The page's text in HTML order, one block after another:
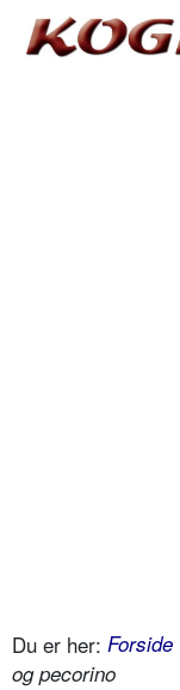
Du er her: Forside
og pecorino